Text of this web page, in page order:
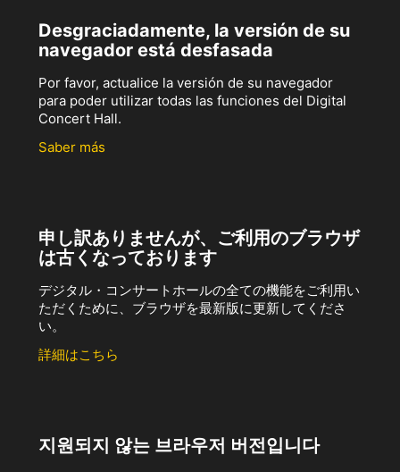
Desgraciadamente, la versión de su
navegador está desfasada
Por favor, actualice la versión de su navegador
para poder utilizar todas las funciones del Digital
Concert Hall.
Saber más
申し訳ありませんが、ご利用のブラウザ
は古くなっております
デジタル・コンサートホールの全ての機能をご利用い
ただくために、ブラウザを最新版に更新してくださ
い。
詳細はこちら
지원되지 않는 브라우저 버전입니다